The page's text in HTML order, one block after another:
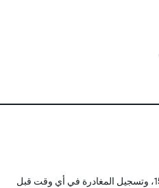
تسجيل الوصول في أي وقت قبل 15:00، وتسجيل المغادرة في أي وقت قبل